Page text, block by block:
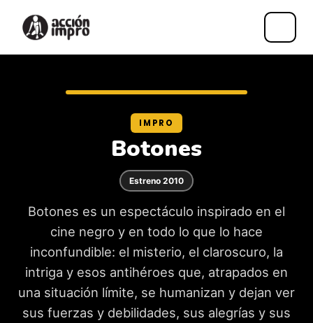
IMPRO
Botones
Estreno 2010
Botones es un espectáculo inspirado en el
cine negro y en todo lo que lo hace
inconfundible: el misterio, el claroscuro, la
intriga y esos antihéroes que, atrapados en
una situación límite, se humanizan y dejan ver
sus fuerzas y debilidades, sus alegrías y sus